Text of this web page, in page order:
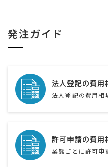
発注ガイド
法人登記の費用
法人登記の費用相
許可申請の費用
業態ごとに許可申